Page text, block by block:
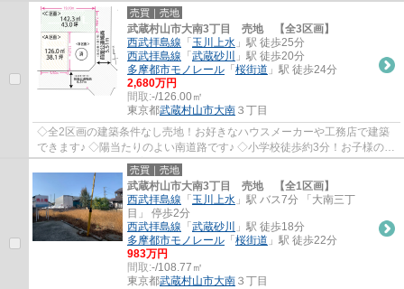
学も安心です！ ◇保育園、中学校、スーパー、...
売買｜売地
武蔵村山市大南3丁目 売地 【全3区画】
西武拝島線 「 玉川上水 」駅 徒歩25分
西武拝島線 「 武蔵砂川
」駅 徒歩20分
多摩都市モノレール 「 桜街道 」駅 徒歩24分
2,680万円
間取:-/126.00㎡
東京都武蔵村山市大南 ３丁目
◇全2区画の建築条件なし売地！お好きなハウスメーカーや工務店で建築
できます♪ ◇陽当たりのよい南道路です♪ ◇小学校徒歩約3分！お子様の通
学も安心です！ ◇保育園、中学校、スーパー、...
売買｜売地
武蔵村山市大南3丁目 売地 【全1区画】
西武拝島線 「 玉川上水 」駅 バス7分 「大南三丁
目」 停歩2分
西武拝島線 「 武蔵砂川
」駅 徒歩18分
多摩都市モノレール 「 桜街道 」駅 徒歩22分
983万円
間取:-/108.77㎡
東京都武蔵村山市大南 ３丁目